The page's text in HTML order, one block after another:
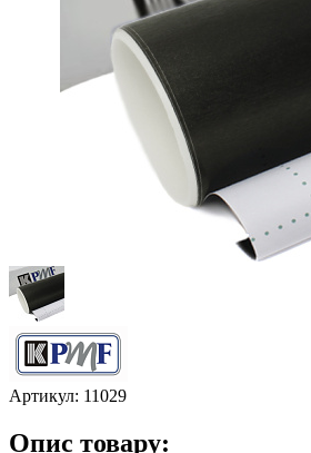
Артикул: 11029
Опис товару: